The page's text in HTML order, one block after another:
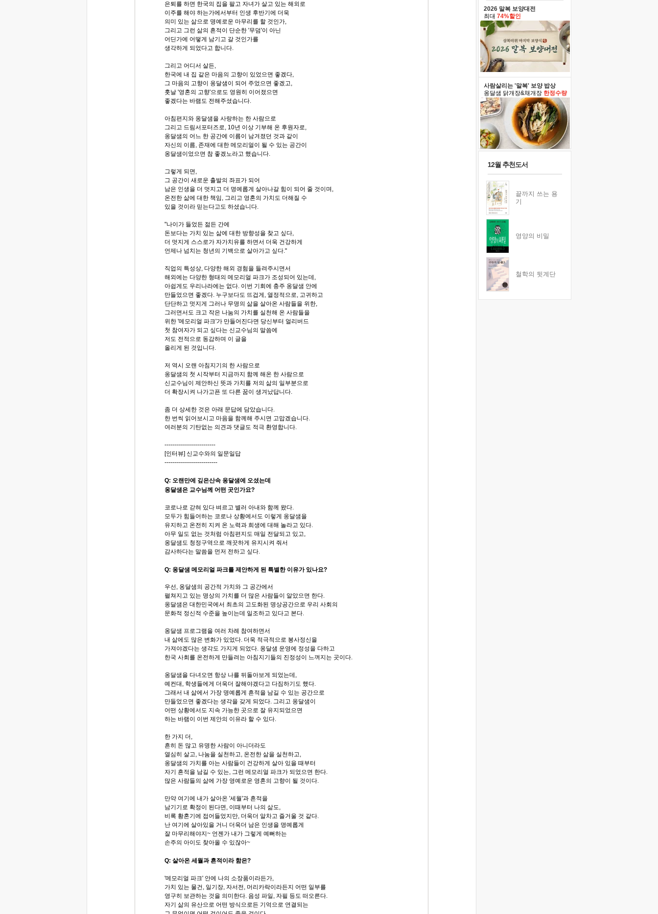
은퇴를 하면 한국의 집을 팔고 자녀가 살고 있는 해외로
이주를 해야 하는가에서부터 인생 후반기에 더욱
의미 있는 삶으로 명예로운 마무리를 할 것인가,
그리고 그런 삶의 흔적이 단순한 '무덤'이 아닌
어딘가에 어떻게 남기고 갈 것인가를
생각하게 되었다고 합니다.
그리고 어디서 살든,
한국에 내 집 같은 마음의 고향이 있었으면 좋겠다,
그 마음의 고향이 옹달샘이 되어 주었으면 좋겠고,
훗날 '영혼의 고향'으로도 영원히 이어졌으면
좋겠다는 바램도 전해주셨습니다.
아침편지와 옹달샘을 사랑하는 한 사람으로
그리고 드림서포터즈로, 10년 이상 기부해 온 후원자로,
옹달샘의 어느 한 공간에 이름이 남겨졌던 것과 같이
자신의 이름, 존재에 대한 메모리얼이 될 수 있는 공간이
옹달샘이었으면 참 좋겠노라고 했습니다.
그렇게 되면,
그 공간이 새로운 출발의 좌표가 되어
남은 인생을 더 멋지고 더 명예롭게 살아나갈 힘이 되어 줄 것이며,
온전한 삶에 대한 책임, 그리고 영혼의 가치도 더해질 수
있을 것이라 믿는다고도 하셨습니다.
"나이가 들었든 젊든 간에
돈보다는 가치 있는 삶에 대한 방향성을 찾고 싶다,
더 멋지게 스스로가 자가치유를 하면서 더욱 건강하게
언제나 넘치는 청년의 기백으로 살아가고 싶다."
직업의 특성상, 다양한 해외 경험을 들려주시면서
해외에는 다양한 형태의 메모리얼 파크가 조성되어 있는데,
아쉽게도 우리나라에는 없다. 이번 기회에 충주 옹달샘 안에
만들었으면 좋겠다. 누구보다도 뜨겁게, 열정적으로, 고귀하고
단단하고 멋지게 그러나 무명의 삶을 살아온 사람들을 위한,
그러면서도 크고 작은 나눔의 가치를 실천해 온 사람들을
위한 '메모리얼 파크'가 만들어진다면 당신부터 얼리버드
첫 참여자가 되고 싶다는 신교수님의 말씀에
저도 전적으로 동감하며 이 글을
올리게 된 것입니다.
저 역시 오랜 아침지기의 한 사람으로
옹달샘의 첫 시작부터 지금까지 함께 해온 한 사람으로
신교수님이 제안하신 뜻과 가치를 저의 삶의 일부분으로
더 확장시켜 나가고픈 또 다른 꿈이 생겨났답니다.
좀 더 상세한 것은 아래 문답에 담았습니다.
한 번씩 읽어보시고 마음을 함께해 주시면 고맙겠습니다.
여러분의 기탄없는 의견과 댓글도 적극 환영합니다.
--------------------------
[인터뷰] 신교수와의 일문일답
---------------------------
Q: 오랜만에 깊은산속 옹달샘에 오셨는데
옹달샘은 교수님께 어떤 곳인가요?
코로나로 갇혀 있다 벼르고 별러 아내와 함께 왔다.
모두가 힘들어하는 코로나 상황에서도 이렇게 옹달샘을
유지하고 온전히 지켜 온 노력과 희생에 대해 놀라고 있다.
아무 일도 없는 것처럼 아침편지도 매일 전달되고 있고,
옹달샘도 청정구역으로 깨끗하게 유지시켜 줘서
감사하다는 말씀을 먼저 전하고 싶다.
Q: 옹달샘 메모리얼 파크를 제안하게 된 특별한 이유가 있나요?
우선, 옹달샘의 공간적 가치와 그 공간에서
펼쳐지고 있는 명상의 가치를 더 많은 사람들이 알았으면 한다.
옹달샘은 대한민국에서 최초의 고도화된 명상공간으로 우리 사회의
문화적 정신적 수준을 높이는데 일조하고 있다고 본다.
옹달샘 프로그램을 여러 차례 참여하면서
내 삶에도 많은 변화가 있었다. 더욱 적극적으로 봉사정신을
가져야겠다는 생각도 가지게 되었다. 옹달샘 운영에 정성을 다하고
한국 사회를 온전하게 만들려는 아침지기들의 진정성이 느껴지는 곳이다.
옹달샘을 다녀오면 항상 나를 뒤돌아보게 되었는데,
예컨대, 학생들에게 더욱더 잘해야겠다고 다짐하기도 했다.
그래서 내 삶에서 가장 명예롭게 흔적을 남길 수 있는 공간으로
만들었으면 좋겠다는 생각을 갖게 되었다. 그리고 옹달샘이
어떤 상황에서도 지속 가능한 곳으로 잘 유지되었으면
하는 바램이 이번 제안의 이유라 할 수 있다.
한 가지 더,
흔히 돈 많고 유명한 사람이 아니더라도
열심히 살고, 나눔을 실천하고, 온전한 삶을 실천하고,
옹달샘의 가치를 아는 사람들이 건강하게 살아 있을 때부터
자기 흔적을 남길 수 있는, 그런 메모리얼 파크가 되었으면 한다.
많은 사람들의 삶에 가장 영예로운 영혼의 고향이 될 것이다.
만약 여기에 내가 살아온 '세월'과 흔적을
남기기로 확정이 된다면, 이때부터 나의 삶도,
비록 황혼기에 접어들었지만, 더욱더 알차고 즐거울 것 같다.
난 여기에 살아있을 거니 더욱더 남은 인생을 명예롭게
잘 마무리해야지~ 언젠가 내가 그렇게 예뻐하는
손주의 아이도 찾아올 수 있잖아~
Q: 살아온 세월과 흔적이라 함은?
'메모리얼 파크' 안에 나의 소장품이라든가,
가치 있는 물건, 일기장, 자서전, 머리카락이라든지 어떤 일부를
영구히 보관하는 것을 의미한다. 음성 파일, 자필 등도 떠오른다.
자기 삶의 유산으로 어떤 방식으로든 기억으로 연결되는
2026 말복 보양대전
최대 74%할인
사람살리는 '말복' 보양 밥상
옹달샘 닭개장&채개장 한정수량
12월 추천도서
끝까지 쓰는 용
기
영양의 비밀
철학의 뒷계단